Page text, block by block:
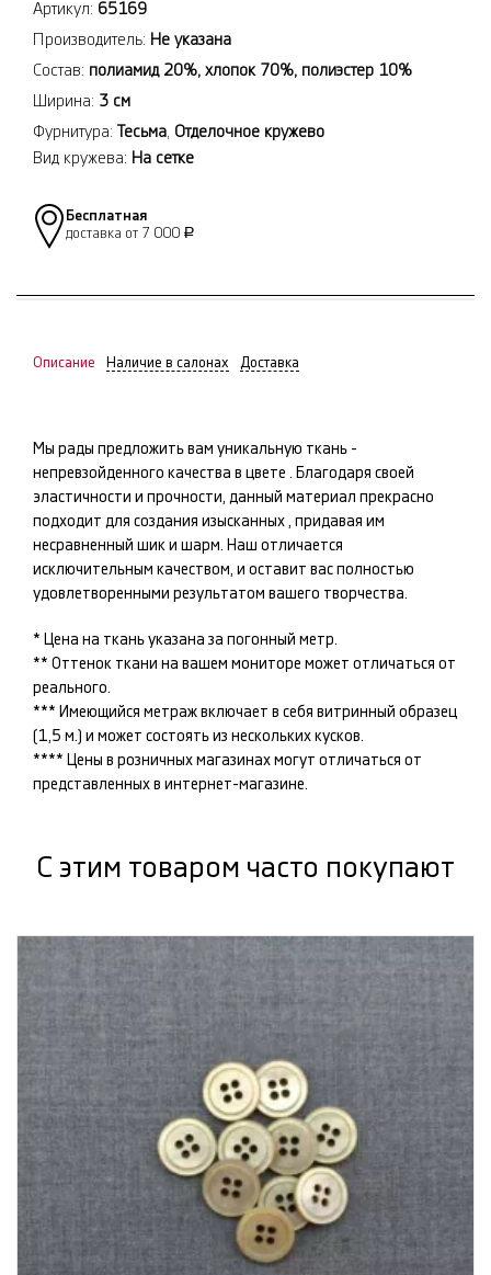
Артикул: 65169
Производитель: Не указана
Состав: полиамид 20%, хлопок 70%, полиэстер 10%
Ширина: 3 см
Фурнитура:
Тесьма, Отделочное кружево
Вид кружева: На сетке
Бесплатная
доставка от 7 000 Р
Описание Наличие в салонах Доставка
Мы рады предложить вам уникальную ткань -
непревзойденного качества в цвете . Благодаря своей
эластичности и прочности, данный материал прекрасно
подходит для создания изысканных , придавая им
несравненный шик и шарм. Наш отличается
исключительным качеством, и оставит вас полностью
удовлетворенными результатом вашего творчества.
* Цена на ткань указана за погонный метр.
** Оттенок ткани на вашем мониторе может отличаться от
реального.
*** Имеющийся метраж включает в себя витринный образец
(1,5 м.) и может состоять из нескольких кусков.
**** Цены в розничных магазинах могут отличаться от
представленных в интернет-магазине.
С этим товаром часто покупают